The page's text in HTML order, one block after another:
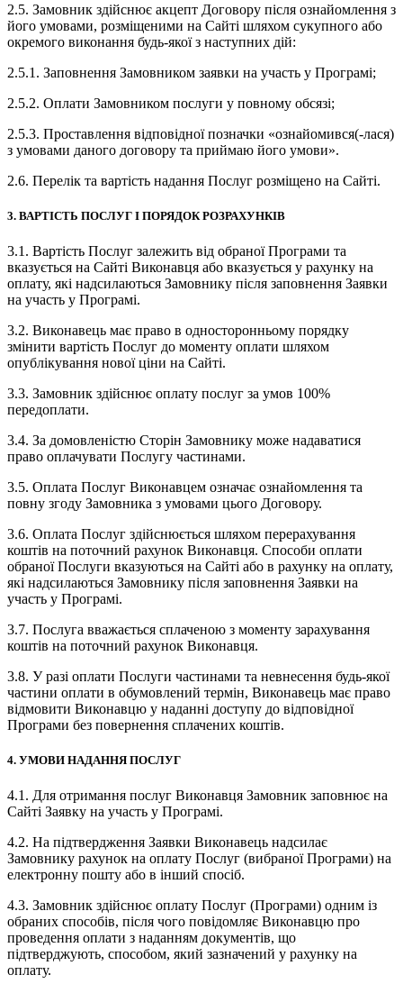
2.5. Замовник здійснює акцепт Договору після ознайомлення з
його умовами, розміщеними на Сайті шляхом сукупного або
окремого виконання будь-якої з наступних дій:
2.5.1. Заповнення Замовником заявки на участь у Програмі;
2.5.2. Оплати Замовником послуги у повному обсязі;
2.5.3. Проставлення відповідної позначки «ознайомився(-лася)
з умовами даного договору та приймаю його умови».
2.6. Перелік та вартість надання Послуг розміщено на Сайті.
3. ВАРТІСТЬ ПОСЛУГ І ПОРЯДОК РОЗРАХУНКІВ
3.1. Вартість Послуг залежить від обраної Програми та
вказується на Сайті Виконавця або вказується у рахунку на
оплату, які надсилаються Замовнику після заповнення Заявки
на участь у Програмі.
3.2. Виконавець має право в односторонньому порядку
змінити вартість Послуг до моменту оплати шляхом
опублікування нової ціни на Сайті.
3.3. Замовник здійснює оплату послуг за умов 100%
передоплати.
3.4. За домовленістю Сторін Замовнику може надаватися
право оплачувати Послугу частинами.
3.5. Оплата Послуг Виконавцем означає ознайомлення та
повну згоду Замовника з умовами цього Договору.
3.6. Оплата Послуг здійснюється шляхом перерахування
коштів на поточний рахунок Виконавця. Способи оплати
обраної Послуги вказуються на Сайті або в рахунку на оплату,
які надсилаються Замовнику після заповнення Заявки на
участь у Програмі.
3.7. Послуга вважається сплаченою з моменту зарахування
коштів на поточний рахунок Виконавця.
3.8. У разі оплати Послуги частинами та невнесення будь-якої
частини оплати в обумовлений термін, Виконавець має право
відмовити Виконавцю у наданні доступу до відповідної
Програми без повернення сплачених коштів.
4. УМОВИ НАДАННЯ ПОСЛУГ
4.1. Для отримання послуг Виконавця Замовник заповнює на
Сайті Заявку на участь у Програмі.
4.2. На підтвердження Заявки Виконавець надсилає
Замовнику рахунок на оплату Послуг (вибраної Програми) на
електронну пошту або в інший спосіб.
4.3. Замовник здійснює оплату Послуг (Програми) одним із
обраних способів, після чого повідомляє Виконавцю про
проведення оплати з наданням документів, що
підтверджують, способом, який зазначений у рахунку на
оплату.